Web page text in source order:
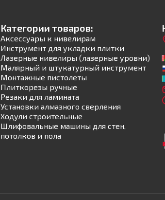
Категории товаров:
Аксессуары к нивелирам
Инструмент для укладки плитки
Лазерные нивелиры (лазерные уровни)
Малярный и штукатурный инструмент
Монтажные пистолеты
Плиткорезы ручные
Резаки для ламината
Установки алмазного сверления
Ходули строительные
Шлифовальные машины для стен,
потолков и пола